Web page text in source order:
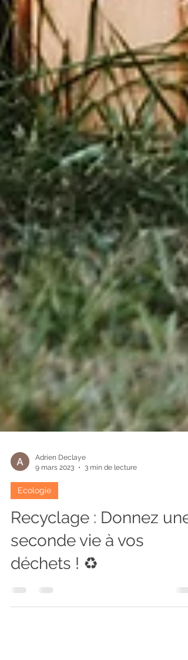
Adrien Declaye
9 mars 2023
Ecologie
Recyclage : Donnez une
seconde vie à vos
déchets ! ♻️